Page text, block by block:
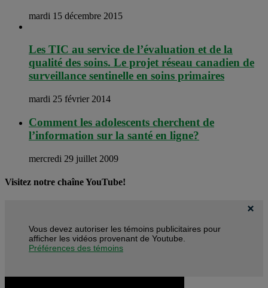
mardi 15 décembre 2015
Les TIC au service de l’évaluation et de la
qualité des soins. Le projet réseau canadien de
surveillance sentinelle en soins primaires
mardi 25 février 2014
Comment les adolescents cherchent de
l’information sur la santé en ligne?
mercredi 29 juillet 2009
Visitez notre chaîne YouTube!
Vous devez autoriser les témoins publicitaires pour
afficher les vidéos provenant de Youtube.
Préférences des témoins